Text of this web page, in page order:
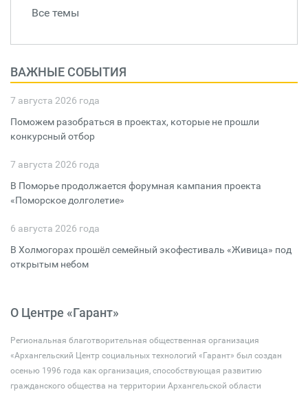
Все темы
ВАЖНЫЕ СОБЫТИЯ
7 августа 2026 года
Поможем разобраться в проектах, которые не прошли
конкурсный отбор
7 августа 2026 года
В Поморье продолжается форумная кампания проекта
«Поморское долголетие»
6 августа 2026 года
В Холмогорах прошёл семейный экофестиваль «Живица» под
открытым небом
О Центре «Гарант»
Региональная благотворительная общественная организация
«Архангельский Центр социальных технологий «Гарант» был создан
осенью 1996 года как организация, способствующая развитию
гражданского общества на территории Архангельской области